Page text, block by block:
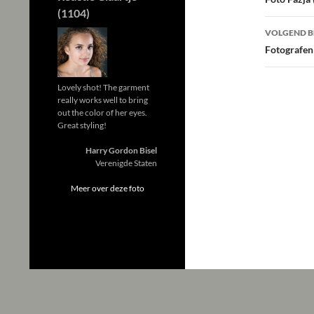
VOLGEND
(1104)
Lovely shot! The garment
really works well to bring
out the color of her eyes.
Great styling!
Harry Gordon Bisel
Verenigde Staten
Meer over deze foto